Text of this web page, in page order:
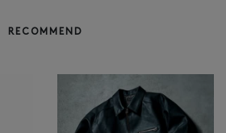
RECOMMEND